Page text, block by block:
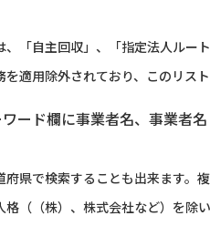
、「自主回収」、「指定法人ルー
適用除外されており、このリスト
ード欄に事業者名、事業者
県で検索することも出来ます。
（（株）、株式会社など）を